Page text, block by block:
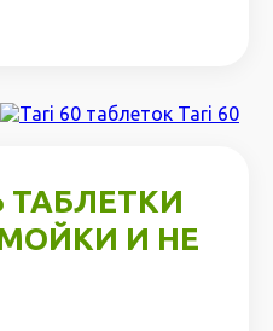
Tari 60
ТАБЛЕТКИ
И НЕ